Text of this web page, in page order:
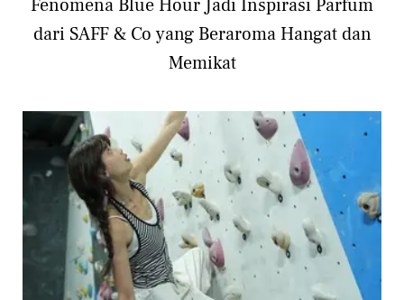
Fenomena Blue Hour Jadi Inspirasi Parfum
dari SAFF & Co yang Beraroma Hangat dan
Memikat